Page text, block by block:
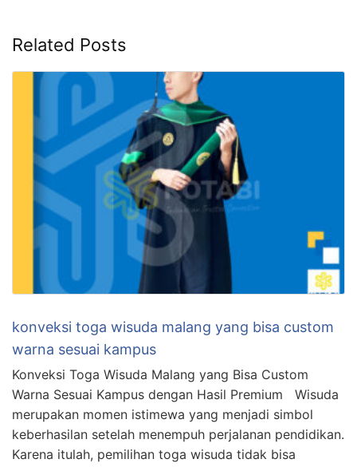
Related Posts
konveksi toga wisuda malang yang bisa custom
warna sesuai kampus
Konveksi Toga Wisuda Malang yang Bisa Custom
Warna Sesuai Kampus dengan Hasil Premium Wisuda
merupakan momen istimewa yang menjadi simbol
keberhasilan setelah menempuh perjalanan pendidikan.
Karena itulah, pemilihan toga wisuda tidak bisa